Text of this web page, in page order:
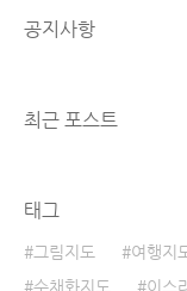
공지사항
최근 포스트
태그
그림지도 여행지
수채화지도
이스